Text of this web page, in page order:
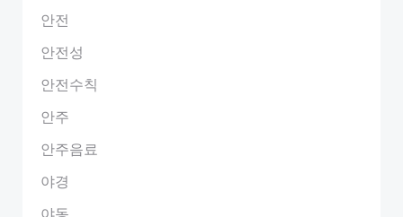
안전
안전성
안전수칙
안주
안주음료
야경
야동